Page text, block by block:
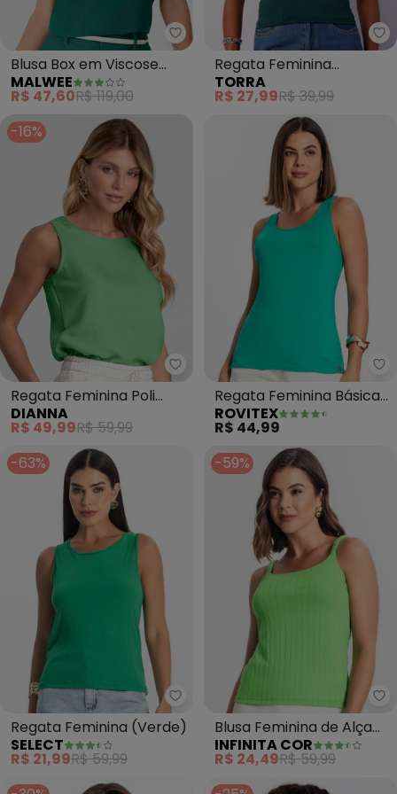
Malwee - Blusa Box em
Blusa Box em Viscose
(Verde )
MALWEE
R$ 47,60R$ 119,00
Regata Feminina
Texturizada (Verde)
TORRA
R$ 27,99R$ 39,99
-16%
Dianna - Regata Feminina Poli
Regata Feminina Poli
Linho Toque Leve (Verde)
DIANNA
R$ 49,99R$ 59,99
Regata Feminina Básica
(Verde)
ROVITEX
R$ 44,99
-63%
Select - Regata Feminina
Regata Feminina (Verde)
SELECT
R$ 21,99R$ 59,99
-59%
Blusa Feminina de Alça
(Verde)
INFINITA COR
R$ 24,49R$ 59,99